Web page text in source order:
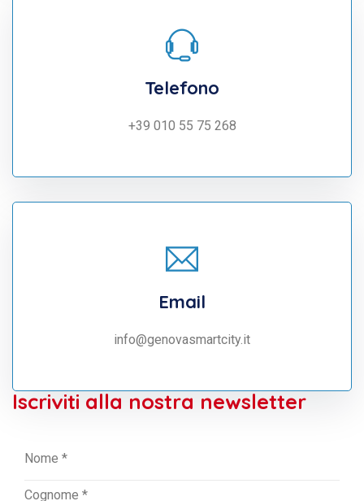
Telefono
+39 010 55 75 268
Email
info@genovasmartcity.it
Iscriviti alla nostra newsletter